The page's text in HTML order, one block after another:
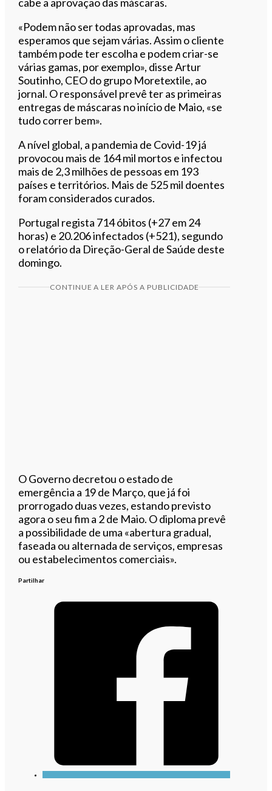
«Podem não ser todas aprovadas, mas
esperamos que sejam várias. Assim o cliente
também pode ter escolha e podem criar-se
várias gamas, por exemplo», disse Artur
Soutinho, CEO do grupo Moretextile, ao
jornal. O responsável prevê ter as primeiras
entregas de máscaras no início de Maio, «se
tudo correr bem».
A nível global, a pandemia de Covid-19 já
provocou mais de 164 mil mortos e infectou
mais de 2,3 milhões de pessoas em 193
países e territórios. Mais de 525 mil doentes
foram considerados curados.
Portugal regista 714 óbitos (+27 em 24
horas) e 20.206 infectados (+521), segundo
o relatório da Direção-Geral de Saúde deste
domingo.
CONTINUE A LER APÓS A PUBLICIDADE
O Governo decretou o estado de
emergência a 19 de Março, que já foi
prorrogado duas vezes, estando previsto
agora o seu fim a 2 de Maio. O diploma prevê
a possibilidade de uma «abertura gradual,
faseada ou alternada de serviços, empresas
ou estabelecimentos comerciais».
Partilhar